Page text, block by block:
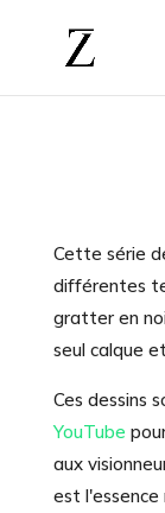
Cette série
différentes
gratter en
seul calque
Ces dessins
YouTube
aux
est l'essence